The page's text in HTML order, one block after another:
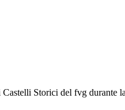
Storici del fvg